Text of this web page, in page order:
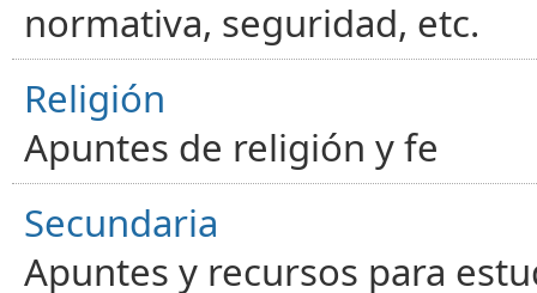
normativa, seguridad, etc.
Religión
Apuntes de religión y fe
Secundaria
Apuntes y recursos para